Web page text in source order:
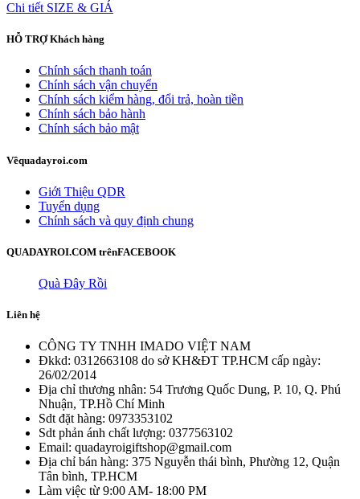
Chi tiết SIZE & GIÁ
HỖ TRỢKhách hàng
Chính sách thanh toán
Chính sách vận chuyển
Chính sách kiểm hàng, đổi trả, hoàn tiền
Chính sách bảo hành
Chính sách bảo mật
Vềquadayroi.com
Giới Thiệu QDR
Tuyển dụng
Chính sách và quy định chung
QUADAYROI.COM trênFACEBOOK
Quà Đây Rồi
Liên hệ
CÔNG TY TNHH IMADO VIỆT NAM
Đkkd: 0312663108 do sở KH&ĐT TP.HCM cấp ngày:
26/02/2014
Địa chỉ thương nhân: 54 Trương Quốc Dung, P. 10, Q. Phú
Nhuận, TP.Hồ Chí Minh
Sdt đặt hàng: 0973353102
Sdt phản ánh chất lượng: 0377563102
Email: quadayroigiftshop@gmail.com
Địa chỉ bán hàng: 375 Nguyễn thái bình, Phường 12, Quận
Tân bình, TP.HCM
Làm việc từ 9:00 AM- 18:00 PM